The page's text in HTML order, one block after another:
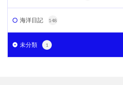
海洋日記 148
未分類 1